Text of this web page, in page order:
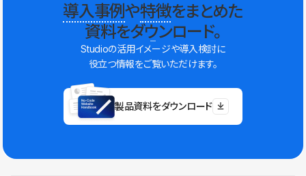
導入事例や特徴をまとめた
資料をダウンロード。
Studioの活用イメージや導入検討に
役立つ情報をご覧いただけます。
製品資料をダウンロード